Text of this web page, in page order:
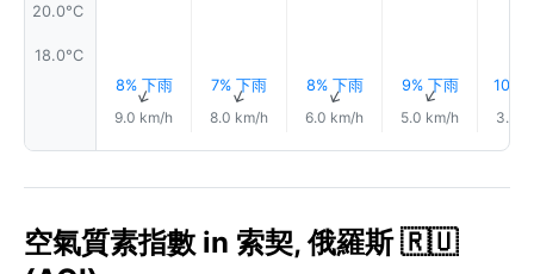
20.0°C
18.0°C
8% 下雨
↑
9.0 km/h
7% 下雨
↑
8.0 km/h
8% 下雨
↑
6.0 km/h
9% 下雨
↑
5.0 km/h
10%
3.0
空氣質素指數 in 索契, 俄羅斯 🇷🇺